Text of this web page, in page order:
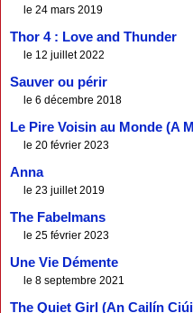
le 24 mars 2019
Thor 4 : Love and Thunder
le 12 juillet 2022
Sauver ou périr
le 6 décembre 2018
Le Pire Voisin au Monde (A
le 20 février 2023
Anna
le 23 juillet 2019
The Fabelmans
le 25 février 2023
Une Vie Démente
le 8 septembre 2021
The Quiet Girl (An Cailín